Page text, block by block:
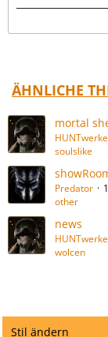
ÄHNLICHE
mortal
soulslike
Predator
other
news
wolcen
Stil ändern